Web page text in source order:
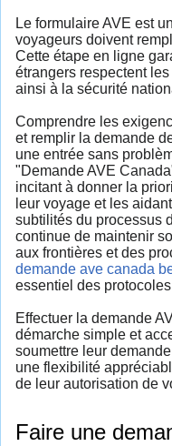
Le formulaire AVE est
voyageurs doivent
Cette étape en ligne
étrangers respectent
ainsi à la sécurité
Comprendre les
et remplir la demande
une entrée sans
"Demande AVE
incitant à donner la
leur voyage et les
subtilités du processus
continue de maintenir
aux frontières et des
demande ave canada
essentiel des
Effectuer la demande
démarche simple et
soumettre leur
une flexibilité
de leur autorisation de
Faire une